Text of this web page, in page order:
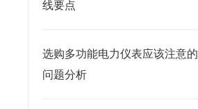
线要点
选购多功能电力仪表应该注意的
问题分析